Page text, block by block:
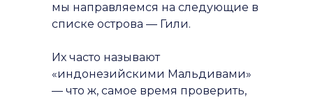
мы направляемся на следующие в
списке острова — Гили.
Их часто называют
«индонезийскими Мальдивами»
— что ж, самое время проверить,